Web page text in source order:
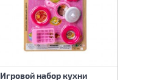
Игровой набор кухни